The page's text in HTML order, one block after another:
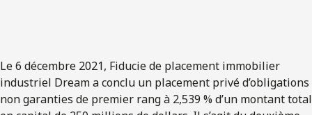
Le 6 décembre 2021, Fiducie de placement immobilier
industriel Dream a conclu un placement privé d’obligations
non garanties de premier rang à 2,539 % d’un montant total